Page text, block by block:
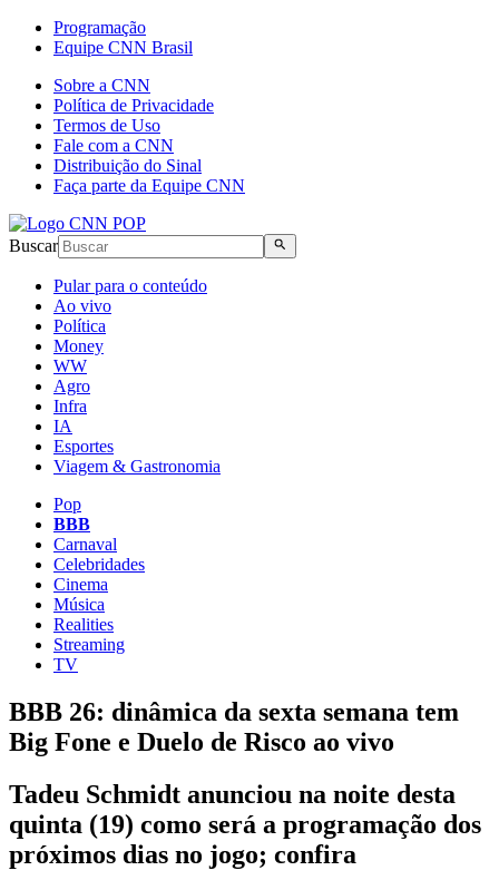
Programação
Equipe CNN Brasil
Sobre a CNN
Política de Privacidade
Termos de Uso
Fale com a CNN
Distribuição do Sinal
Faça parte da Equipe CNN
Buscar
Pular para o conteúdo
Ao vivo
Política
Money
WW
Agro
Infra
IA
Esportes
Viagem & Gastronomia
Pop
BBB
Carnaval
Celebridades
Cinema
Música
Realities
Streaming
TV
BBB 26: dinâmica da sexta semana tem
Big Fone e Duelo de Risco ao vivo
Tadeu Schmidt anunciou na noite desta
quinta (19) como será a programação dos
próximos dias no jogo; confira